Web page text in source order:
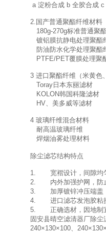
a 淀粉合成 b 全胶合成 c
2. 国产普通聚酯纤维材料
180g-270g标准普通聚
镀铝膜抗静电处理聚酯
防油防水化学处理聚酯
PTFE/PET覆膜处理聚
3 进口聚酯纤维（米黄色
Toray 日本东丽滤材
KOLON韩国科隆滤材
HV、美多威等滤材
4 玻璃纤维混合材料
耐高温玻璃纤维
焊烟油雾处理材料
除尘滤芯结构特点
1. 宽褶设计，间隙
2. 内外加强护网，防
3. 加厚镀锌冲压端
4. 进口滤芯发泡胶粘
5. 正确选材，因地制
固安县晴空滤清器厂除尘
240×130×100、